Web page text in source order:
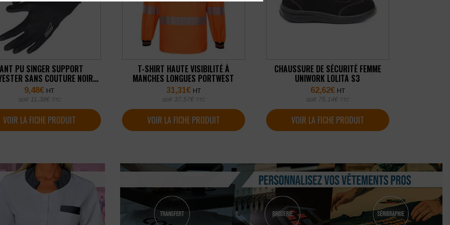
PU SINGER SUPPORT
SANS COUTURE NOIR
13 (LOT DE 10 PAIRES)
9,48€ HT
soit 11,38€ TTC
VOIR LA FICHE PRODUIT
T-SHIRT HAUTE VISIBILITÉ À
MANCHES LONGUES PORTWEST
31,31€ HT
soit 37,57€ TTC
VOIR LA FICHE PRODUIT
CHAUSSURE DE SÉCURITÉ FEMME
UNIWORK LOLITA S3
62,62€ HT
soit 75,14€ TTC
VOIR LA FICHE PRODUIT